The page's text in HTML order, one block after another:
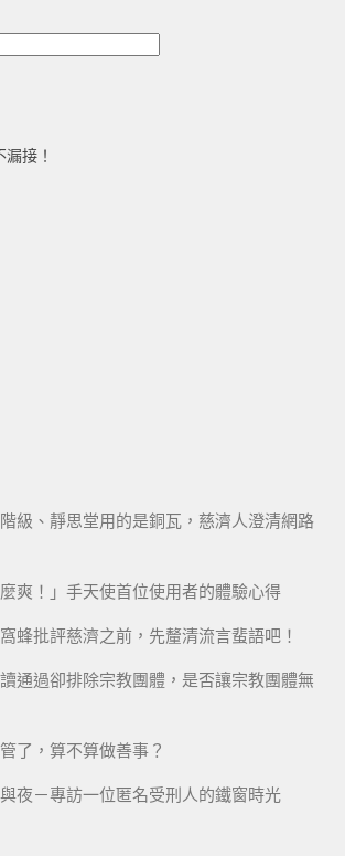
接！
級、靜思堂用的是銅瓦，慈濟人澄清網路
麼爽！」手天使首位使用者的體驗心得
蜂批評慈濟之前，先釐清流言蜚語吧！
讀通過卻排除宗教團體，是否讓宗教團體無
了，算不算做善事？
夜－專訪一位匿名受刑人的鐵窗時光